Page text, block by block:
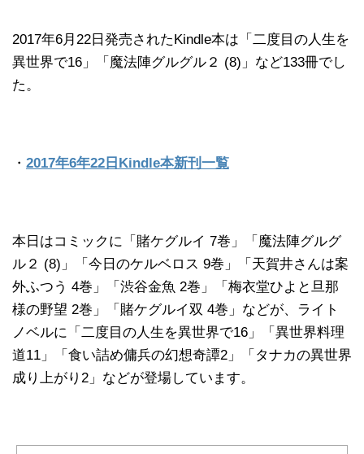
2017年6月22日発売されたKindle本は「二度目の人生を
異世界で16」「魔法陣グルグル２ (8)」など133冊でし
た。
・ 2017年6年22日Kindle本新刊一覧
本日はコミックに「賭ケグルイ 7巻」「魔法陣グルグ
ル２ (8)」「今日のケルベロス 9巻」「天賀井さんは案
外ふつう 4巻」「渋谷金魚 2巻」「梅衣堂ひよと旦那
様の野望 2巻」「賭ケグルイ双 4巻」などが、ライト
ノベルに「二度目の人生を異世界で16」「異世界料理
道11」「食い詰め傭兵の幻想奇譚2」「タナカの異世界
成り上がり2」などが登場しています。